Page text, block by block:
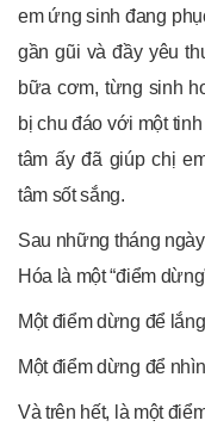
em ứng sinh đang
gần gũi và đầy yêu
bữa cơm, từng sinh
bị chu đáo với một
tâm ấy đã giúp chị
tâm sốt sắng.
Sau những tháng
Hóa là một “điểm
Một điểm dừng để
Một điểm dừng để
Và trên hết, là một